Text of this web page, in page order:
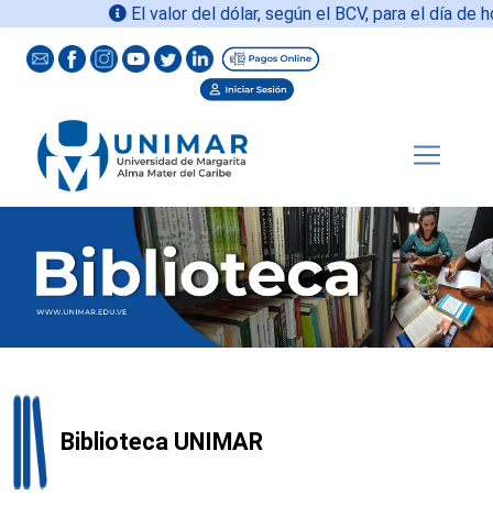
El valor del dólar, según el BCV, para el día de
Biblioteca UNIMAR